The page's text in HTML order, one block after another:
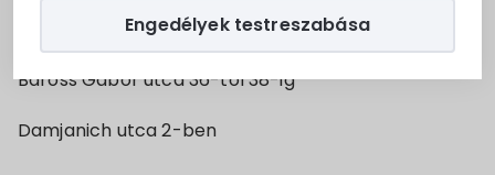
Engedélyek testreszabása
Választási információk
Választási szervek
Érintett utcák szakaszok:
Baross Gábor utca 36-tól 38-ig
Damjanich utca 2-ben